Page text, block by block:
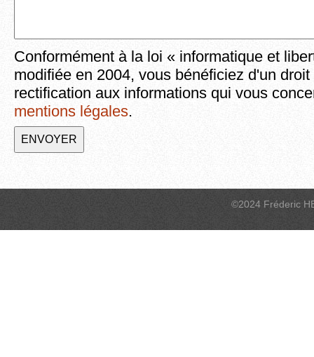
Conformément à la loi « informatique et
modifiée en 2004, vous bénéficiez d'un
rectification aux informations qui vous
mentions légales.
©2024 Fréderic